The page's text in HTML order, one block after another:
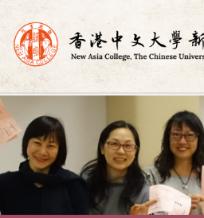
Skip
to
content